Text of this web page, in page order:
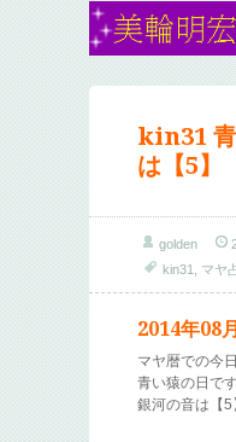
kin31
は【5】
golden
kin31
マヤ
2014年08
マヤ暦での今
青い猿の日です
銀河の音は【5